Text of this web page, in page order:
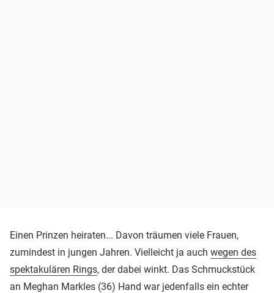
Einen Prinzen heiraten... Davon träumen viele Frauen,
zumindest in jungen Jahren. Vielleicht ja auch wegen des
spektakulären Rings, der dabei winkt. Das Schmuckstück
an Meghan Markles (36) Hand war jedenfalls ein echter